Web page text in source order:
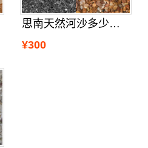
思南天然河沙多少钱一吨
¥300